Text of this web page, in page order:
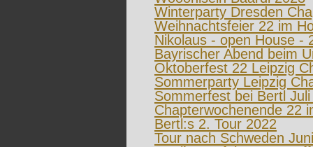
Winterparty Dresden
Weihnachtsfeier 22 im
Nikolaus - open House -
Bayrischer Abend beim
Oktoberfest 22 Leipzig
Sommerparty Leipzig
Sommerfest bei Bertl
Chapterwochenende 22
Bertl:s 2. Tour 2022
Tour nach Schweden